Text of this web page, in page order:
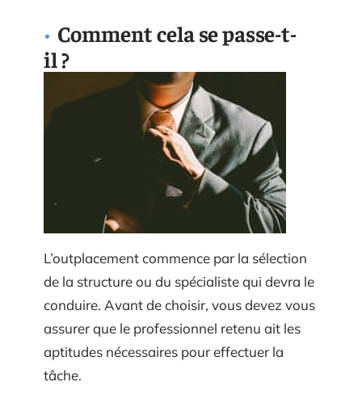
Comment cela se passe-t-
il ?
L’outplacement commence par la sélection
de la structure ou du spécialiste qui devra le
conduire. Avant de choisir, vous devez vous
assurer que le professionnel retenu ait les
aptitudes nécessaires pour effectuer la
tâche.